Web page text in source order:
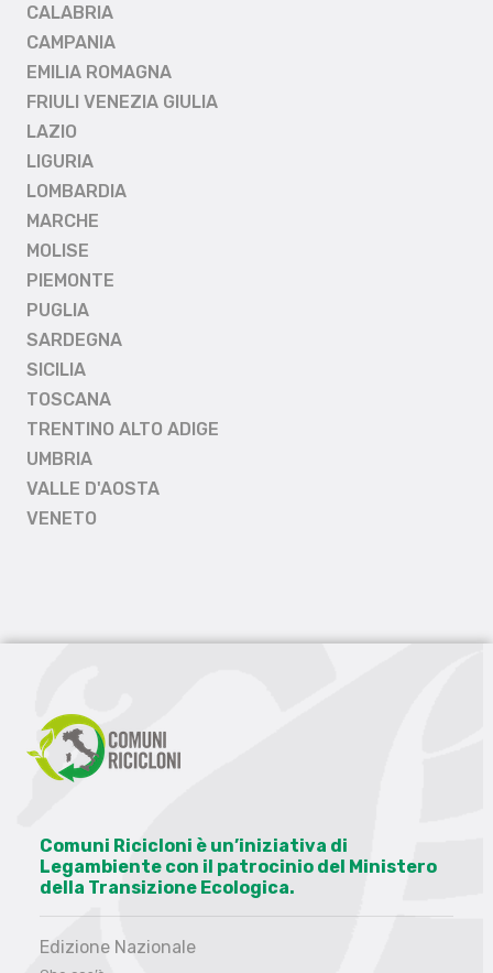
CALABRIA
CAMPANIA
EMILIA ROMAGNA
FRIULI VENEZIA GIULIA
LAZIO
LIGURIA
LOMBARDIA
MARCHE
MOLISE
PIEMONTE
PUGLIA
SARDEGNA
SICILIA
TOSCANA
TRENTINO ALTO ADIGE
UMBRIA
VALLE D'AOSTA
VENETO
Comuni Ricicloni è un’iniziativa di
Legambiente con il patrocinio del Ministero
della Transizione Ecologica.
Edizione Nazionale